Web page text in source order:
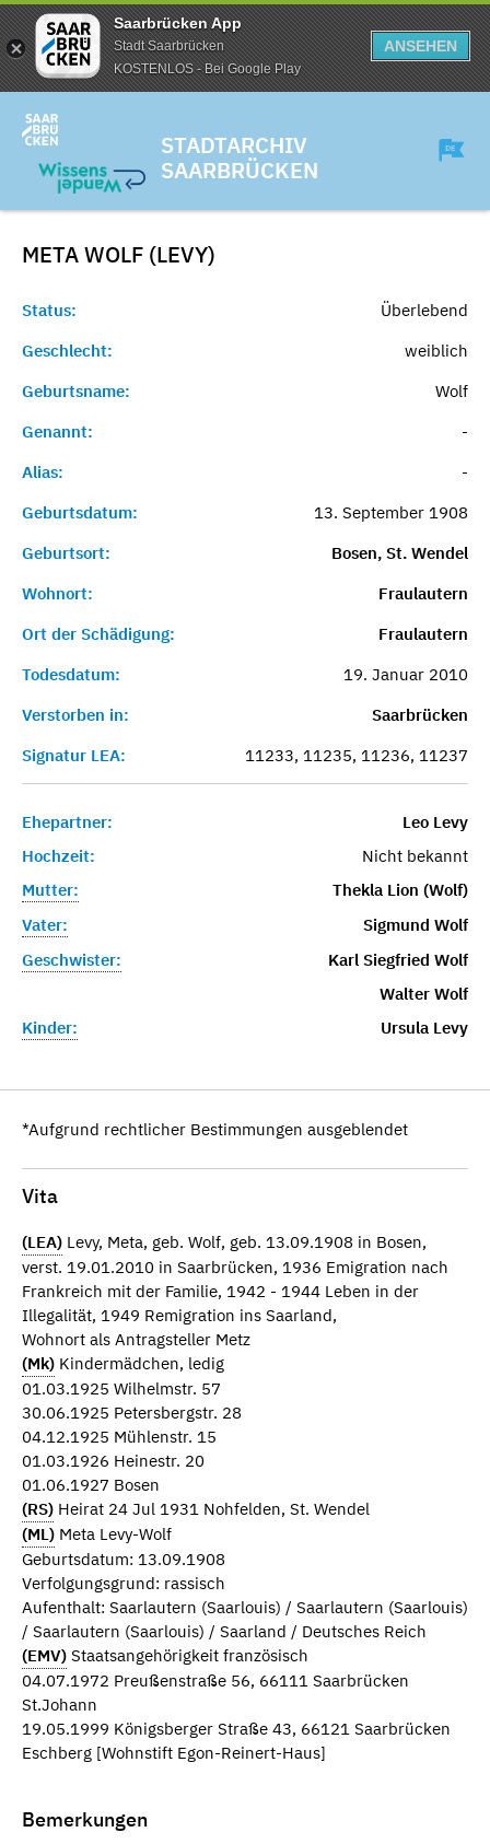
Saarbrücken App
Stadt Saarbrücken
KOSTENLOS - Bei Google Play
ANSEHEN
STADTARCHIV
SAARBRÜCKEN
META WOLF (LEVY)
Status:
Überlebend
Geschlecht:
weiblich
Geburtsname:
Wolf
Genannt:
-
Alias:
-
Geburtsdatum:
13. September 1908
Geburtsort:
Bosen, St. Wendel
Wohnort:
Fraulautern
Ort der Schädigung:
Fraulautern
Todesdatum:
19. Januar 2010
Verstorben in:
Saarbrücken
Signatur LEA:
11233, 11235, 11236, 11237
Ehepartner:
Leo Levy
Hochzeit:
Nicht bekannt
Mutter:
Thekla Lion (Wolf)
Vater:
Sigmund Wolf
Geschwister:
Karl Siegfried Wolf
Walter Wolf
Kinder:
Ursula Levy
*Aufgrund rechtlicher Bestimmungen ausgeblendet
Vita
(LEA) Levy, Meta, geb. Wolf, geb. 13.09.1908 in Bosen,
verst. 19.01.2010 in Saarbrücken, 1936 Emigration nach
Frankreich mit der Familie, 1942 - 1944 Leben in der
Illegalität, 1949 Remigration ins Saarland,
Wohnort als Antragsteller Metz
(Mk) Kindermädchen, ledig
01.03.1925 Wilhelmstr. 57
30.06.1925 Petersbergstr. 28
04.12.1925 Mühlenstr. 15
01.03.1926 Heinestr. 20
01.06.1927 Bosen
(RS) Heirat 24 Jul 1931 Nohfelden, St. Wendel
(ML) Meta Levy-Wolf
Geburtsdatum: 13.09.1908
Verfolgungsgrund: rassisch
Aufenthalt: Saarlautern (Saarlouis) / Saarlautern (Saarlouis)
/ Saarlautern (Saarlouis) / Saarland / Deutsches Reich
(EMV) Staatsangehörigkeit französisch
04.07.1972 Preußenstraße 56, 66111 Saarbrücken
St.Johann
19.05.1999 Königsberger Straße 43, 66121 Saarbrücken
Eschberg [Wohnstift Egon-Reinert-Haus]
Bemerkungen